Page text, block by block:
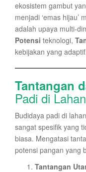
ekosistem gambut
menjadi ‘emas hijau’
adalah upaya multi-
Potensi teknologi,
kebijakan yang
Tantangan
Padi di
Budidaya padi di
sangat spesifik yang
biasa. Mengatasi
potensi pangan yang
Tantangan